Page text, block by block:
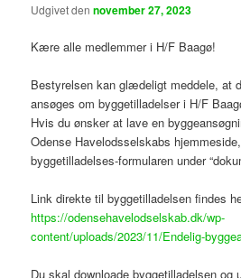
Udgivet dennovember 27, 2023
Kære alle medlemmer i H/F Baagø!
Bestyrelsen kan glædeligt meddele, at
ansøges om byggetilladelser i H/F
Hvis du ønsker at lave en
Odense Havelodsselskabs
byggetilladelses-formularen under
Link direkte til byggetilladelsen findes
https://odensehavelodselskab.dk/wp-
content/uploads/2023/11/Endelig-
Du skal downloade byggetilladelsen og